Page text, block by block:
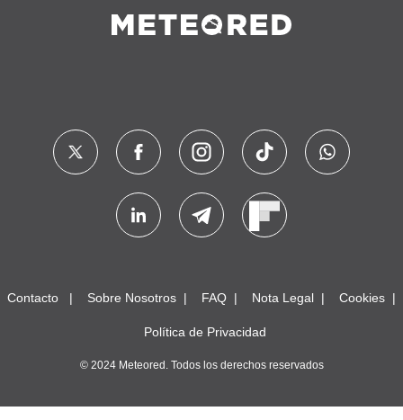
Contacto Sobre Nosotros FAQ Nota Legal Cookies
Política de Privacidad
© 2024 Meteored. Todos los derechos reservados